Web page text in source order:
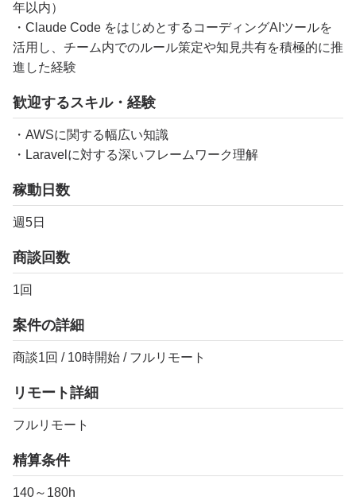
年以内）
・Claude Code をはじめとするコーディングAIツールを
活用し、チーム内でのルール策定や知見共有を積極的に推
進した経験
歓迎するスキル・経験
・AWSに関する幅広い知識
・Laravelに対する深いフレームワーク理解
稼動日数
週5日
商談回数
1回
案件の詳細
商談1回 / 10時開始 / フルリモート
リモート詳細
フルリモート
精算条件
140～180h